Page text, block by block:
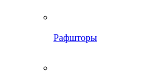
Рафшторы